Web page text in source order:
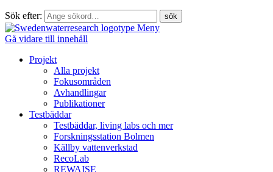
Sök efter:
Meny
Gå vidare till innehåll
Projekt
Alla projekt
Fokusområden
Avhandlingar
Publikationer
Testbäddar
Testbäddar, living labs och mer
Forskningsstation Bolmen
Källby vattenverkstad
RecoLab
REWAISE